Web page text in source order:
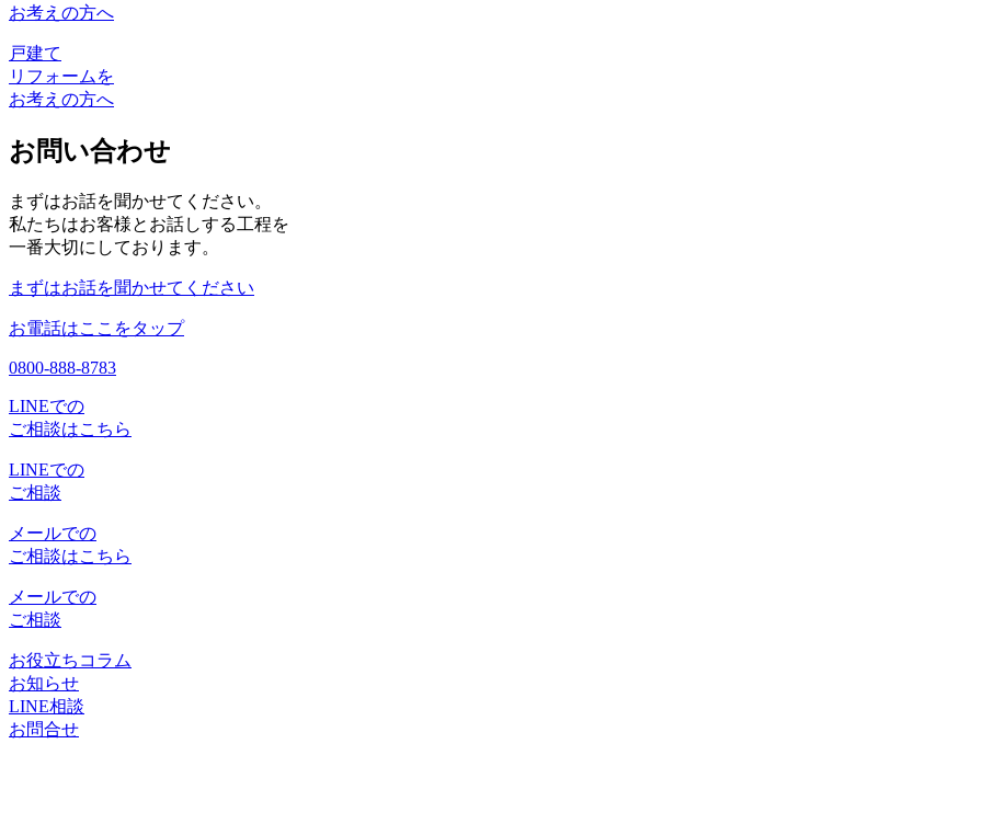
お考えの方へ
戸建て
リフォームを
お考えの方へ
お問い合わせ
まずはお話を聞かせてください。
私たちはお客様とお話しする工程を
一番大切にしております。
まずはお話を聞かせてください
お電話はここをタップ
0800-888-8783
LINEでの
ご相談はこちら
LINEでの
ご相談
メールでの
ご相談はこちら
メールでの
ご相談
お役立ちコラム
お知らせ
LINE相談
お問合せ